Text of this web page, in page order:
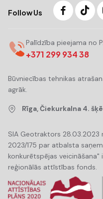
Follow Us
Palīdzība pieejama no
+371 299 934 38
Būvniecības tehnikas
agrāk.
Rīga, Čiekurkalna 4.
SIA Geotraktors 28.03.2023
2023/175 par atbalsta
konkurētspējas
reģionālās attīstības fonds.